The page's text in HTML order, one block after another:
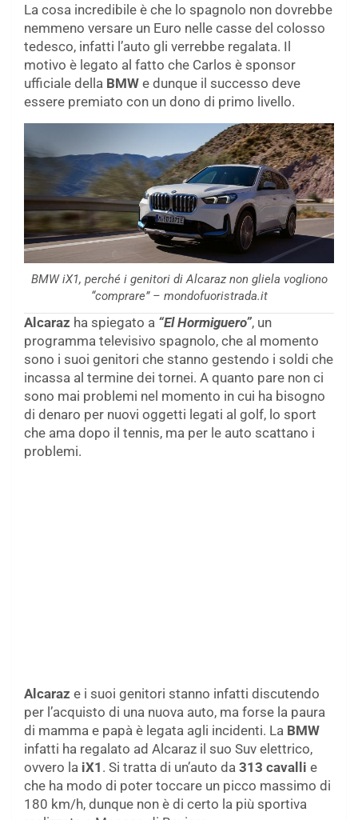
La cosa incredibile è che lo spagnolo non dovrebbe
nemmeno versare un Euro nelle casse del colosso
tedesco, infatti l’auto gli verrebbe regalata. Il
motivo è legato al fatto che Carlos è sponsor
ufficiale della BMW e dunque il successo deve
essere premiato con un dono di primo livello.
BMW iX1, perché i genitori di Alcaraz non gliela vogliono
“comprare” – mondofuoristrada.it
Alcaraz ha spiegato a “El Hormiguero”, un
programma televisivo spagnolo, che al momento
sono i suoi genitori che stanno gestendo i soldi che
incassa al termine dei tornei. A quanto pare non ci
sono mai problemi nel momento in cui ha bisogno
di denaro per nuovi oggetti legati al golf, lo sport
che ama dopo il tennis, ma per le auto scattano i
problemi.
Alcaraz e i suoi genitori stanno infatti discutendo
per l’acquisto di una nuova auto, ma forse la paura
di mamma e papà è legata agli incidenti. La BMW
infatti ha regalato ad Alcaraz il suo Suv elettrico,
ovvero la iX1 . Si tratta di un’auto da 313 cavalli e
che ha modo di poter toccare un picco massimo di
180 km/h, dunque non è di certo la più sportiva